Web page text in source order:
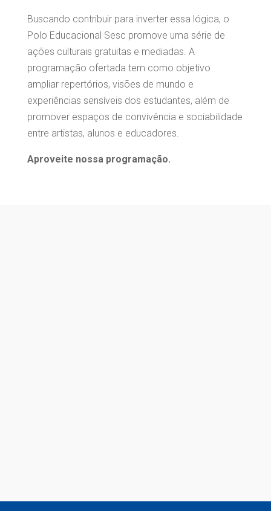
Buscando contribuir para inverter essa lógica, o
Polo Educacional Sesc promove uma série de
ações culturais gratuitas e mediadas. A
programação ofertada tem como objetivo
ampliar repertórios, visões de mundo e
experiências sensíveis dos estudantes, além de
promover espaços de convivência e sociabilidade
entre artistas, alunos e educadores.
Aproveite nossa programação.